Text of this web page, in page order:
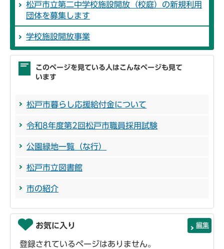
松戸市立第二中学校施設開放（校庭）の新規利用
団体を募集します
学校施設開放事業
このページを見ている人はこんなページも見て
います
松戸市暮らし応援給付金について
令和8年度第2回松戸市職員採用試験
公園緑地一覧（な行）
松戸市立図書館
市の紹介
お気に入り 編集
登録されているページはありません。